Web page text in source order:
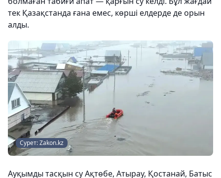
тек Қазақстанда ғана емес, көрші елдерде де орын
алды.
Сурет: Zakon.kz
Ауқымды тасқын су Ақтөбе, Атырау, Қостанай, Батыс